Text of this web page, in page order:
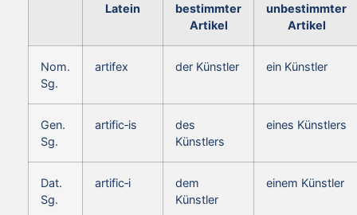
Latein
bestimmter
Artikel
unbestimmter
Artikel
Nom.
Sg.
artifex der Künstler ein Künstler
Gen.
Sg.
artific‑is
des
Künstlers
eines Künstlers
Dat.
Sg.
artific‑i
dem
Künstler
einem Künstler